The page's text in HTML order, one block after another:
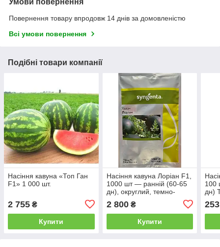
Повернення товару впродовж 14 днів за домовленістю
Всі умови повернення
Подібні товари компанії
Насіння кавуна «Топ Ган
F1» 1 000 шт.
2 755 ₴
Купити
Насіння кавуна Лоріан F1,
1000 шт — ранній (60-65
дн), округлий, темно-
2 800₴
Купити
100
дн)
253